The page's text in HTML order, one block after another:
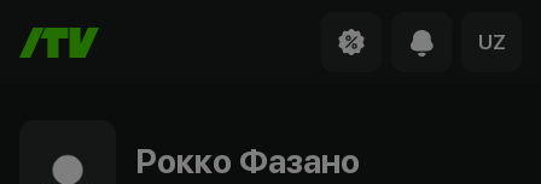
UZ
Рокко Фазано